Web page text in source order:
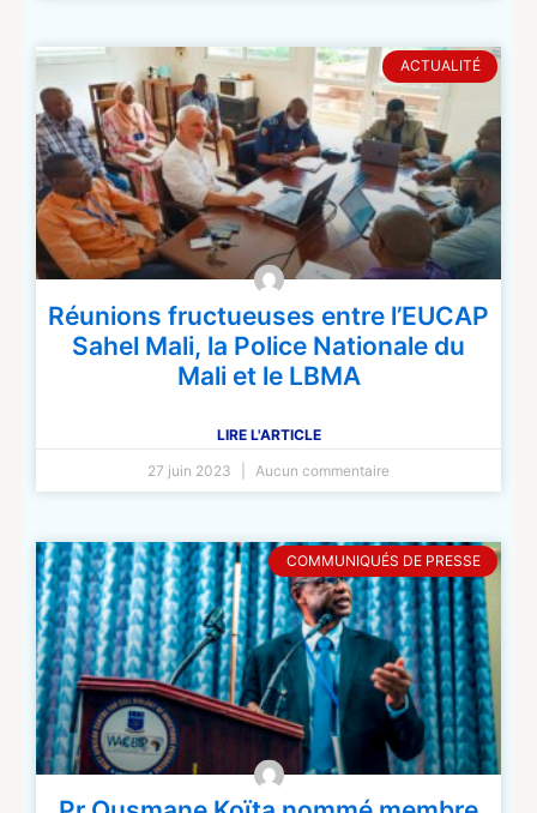
ACTUALITÉ
Réunions fructueuses entre l’EUCAP
Sahel Mali, la Police Nationale du
Mali et le LBMA
LIRE L'ARTICLE
27 juin 2023
Aucun commentaire
COMMUNIQUÉS DE PRESSE